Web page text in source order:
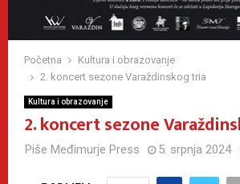
Početna
Kultura i obrazovanje
2. koncert sezone Varaždinskog tria
Kultura i obrazovanje
2. koncert sezone
Piše Međimurje Press 5. srpnja 2024